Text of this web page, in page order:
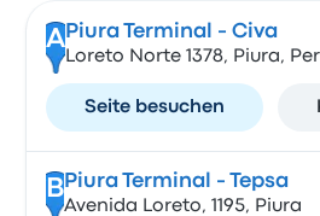
A Piura Terminal - Civa
Loreto Norte 1378, Piura,
Seite besuchen
B Piura Terminal - Tepsa
Avenida Loreto, 1195, Piura